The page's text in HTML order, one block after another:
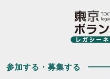
参加する・募集する